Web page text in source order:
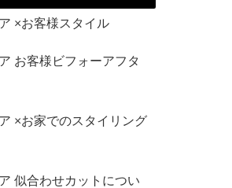
×お客様スタイル
お客様ビフォーアフタ
×お家でのスタイリング
似合わせカットについ